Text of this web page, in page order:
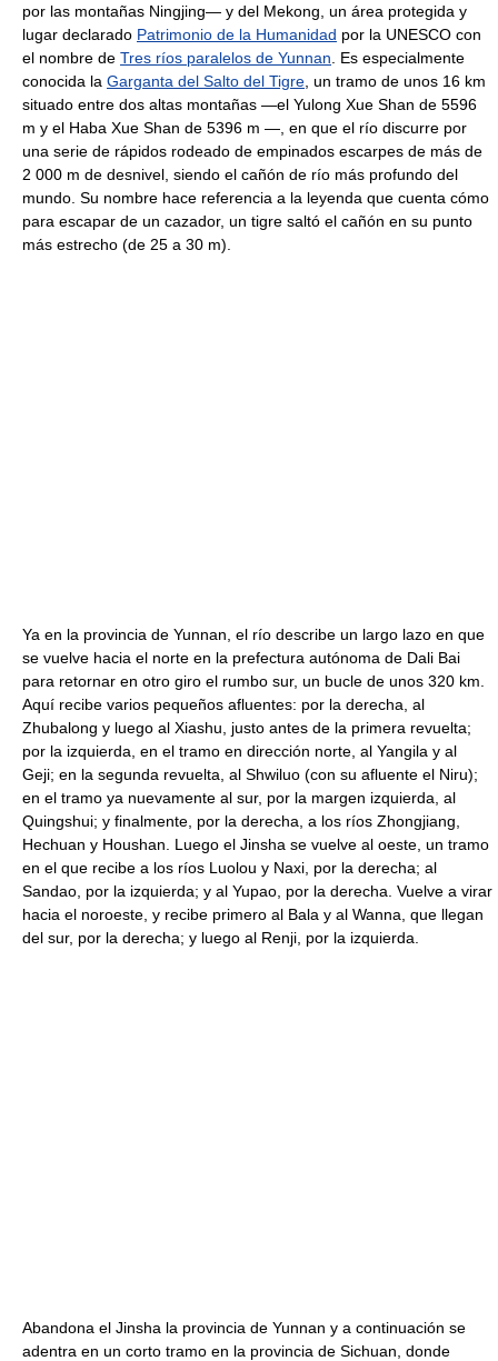
por las montañas Ningjing— y del Mekong, un área protegida y
lugar declarado Patrimonio de la Humanidad por la UNESCO con
el nombre de Tres ríos paralelos de Yunnan . Es especialmente
conocida la Garganta del Salto del Tigre , un tramo de unos 16 km
situado entre dos altas montañas —el Yulong Xue Shan de 5596
m y el Haba Xue Shan de 5396 m —, en que el río discurre por
una serie de rápidos rodeado de empinados escarpes de más de
2 000 m de desnivel, siendo el cañón de río más profundo del
mundo. Su nombre hace referencia a la leyenda que cuenta cómo
para escapar de un cazador, un tigre saltó el cañón en su punto
más estrecho (de 25 a 30 m).
Ya en la provincia de Yunnan, el río describe un largo lazo en que
se vuelve hacia el norte en la prefectura autónoma de Dali Bai
para retornar en otro giro el rumbo sur, un bucle de unos 320 km.
Aquí recibe varios pequeños afluentes: por la derecha, al
Zhubalong y luego al Xiashu, justo antes de la primera revuelta;
por la izquierda, en el tramo en dirección norte, al Yangila y al
Geji; en la segunda revuelta, al Shwiluo (con su afluente el Niru);
en el tramo ya nuevamente al sur, por la margen izquierda, al
Quingshui; y finalmente, por la derecha, a los ríos Zhongjiang,
Hechuan y Houshan. Luego el Jinsha se vuelve al oeste, un tramo
en el que recibe a los ríos Luolou y Naxi, por la derecha; al
Sandao, por la izquierda; y al Yupao, por la derecha. Vuelve a virar
hacia el noroeste, y recibe primero al Bala y al Wanna, que llegan
del sur, por la derecha; y luego al Renji, por la izquierda.
Abandona el Jinsha la provincia de Yunnan y a continuación se
adentra en un corto tramo en la provincia de Sichuan, donde